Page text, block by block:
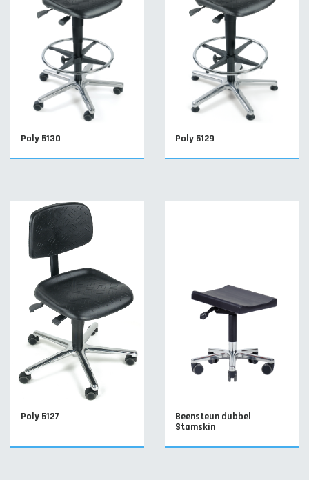
Poly 5130 Poly 5129
Poly 5127
Beensteun dubbel
Stamskin